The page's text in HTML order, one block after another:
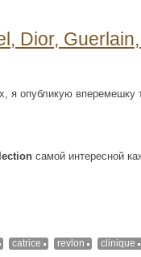
Dior,
я опубликую вперемешку
самой интересной
catrice revlon clinique